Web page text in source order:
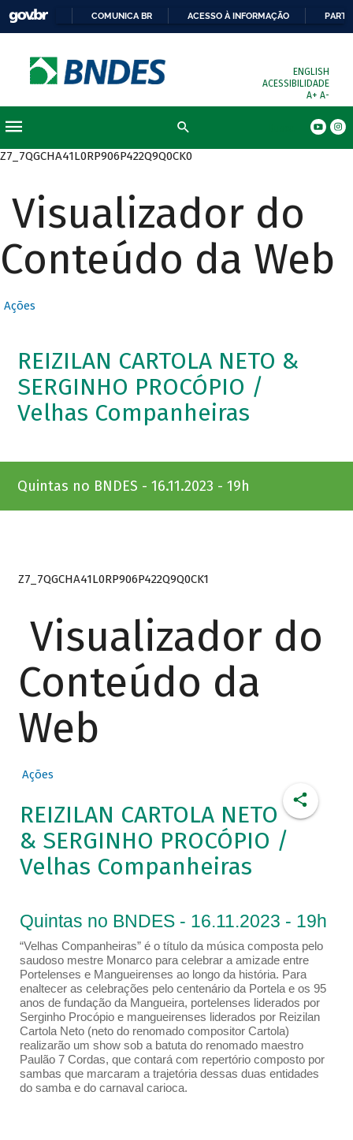
COMUNICA BR ACESSO À INFORMAÇÃO
ENGLISH
ACESSIBILIDADE
A+ A-
Z7_7QGCHA41L0RP906P422Q9Q0CK0
Visualizador do
Conteúdo da Web
Ações
REIZILAN CARTOLA NETO &
SERGINHO PROCÓPIO /
Velhas Companheiras
Quintas no BNDES - 16.11.2023 - 19h
Z7_7QGCHA41L0RP906P422Q9Q0CK1
Visualizador do
Conteúdo da
Web
Ações
REIZILAN CARTOLA NETO
& SERGINHO PROCÓPIO /
Velhas Companheiras
Quintas no BNDES - 16.11.2023 - 19h
“Velhas Companheiras” é o título da música composta pelo
saudoso mestre Monarco para celebrar a amizade entre
Portelenses e Mangueirenses ao longo da história. Para
enaltecer as celebrações pelo centenário da Portela e os 95
anos de fundação da Mangueira, portelenses liderados por
Serginho Procópio e mangueirenses liderados por Reizilan
Cartola Neto (neto do renomado compositor Cartola)
realizarão um show sob a batuta do renomado maestro
Paulão 7 Cordas, que contará com repertório composto por
sambas que marcaram a trajetória dessas duas entidades
do samba e do carnaval carioca.